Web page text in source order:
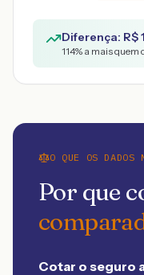
Diferença: R$
114% a mais quem
O QUE OS DADOS
Por que
Cotar o seguro